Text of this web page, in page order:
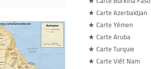
Carte Azerbaïdjan
Carte Yémen
Carte Aruba
Carte Turquie
Carte Viêt Nam